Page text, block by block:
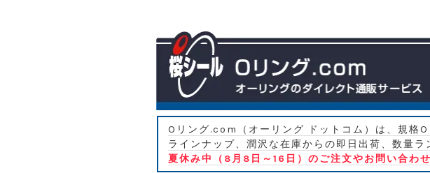
Oリング.com（オーリング ドットコム）は、規格
ラインナップ、潤沢な在庫からの即日出荷、数量
夏休み中（8月8日～16日）のご注文やお問い合わ